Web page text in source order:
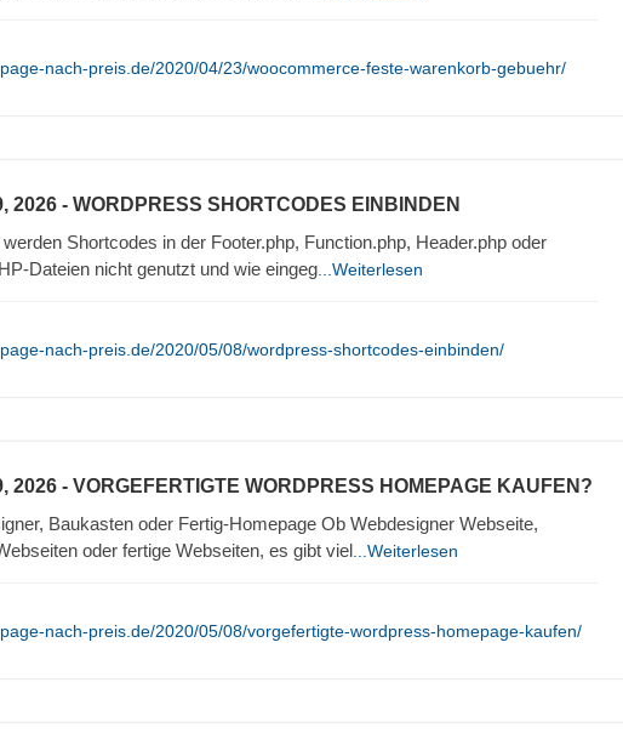
nach-preis.de/2020/04/23/woocommerce-feste-warenkorb-gebuehr/
2026 - WORDPRESS SHORTCODES EINBINDEN
Shortcodes in der Footer.php, Function.php, Header.php oder
Dateien nicht genutzt und wie eingeg ...Weiterlesen
nach-preis.de/2020/05/08/wordpress-shortcodes-einbinden/
2026 - VORGEFERTIGTE WORDPRESS HOMEPAGE KAUFEN?
Baukasten oder Fertig-Homepage Ob Webdesigner Webseite,
oder fertige Webseiten, es gibt viel ...Weiterlesen
nach-preis.de/2020/05/08/vorgefertigte-wordpress-homepage-kaufen/